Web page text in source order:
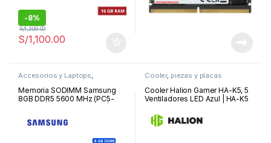
-8%
S/1,100.00
S/1,200.00
Accesorios y Laptops
Memoria SODIMM Samsung
8GB DDR5 5600 MHz (PC5-
Cooler, piezas y placas
Cooler Halion Gamer HA-K5, 5
Ventiladores LED Azul | HA-K5